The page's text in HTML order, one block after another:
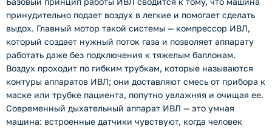
принудительно подает воздух в легкие и помогает сделать
выдох. Главный мотор такой системы — компрессор ИВЛ,
который создает нужный поток газа и позволяет аппарату
работать даже без подключения к тяжелым баллонам.
Воздух проходит по гибким трубкам, которые называются
контуры аппаратов ИВЛ; они доставляют смесь от прибора к
маске или трубке пациента, попутно увлажняя и очищая ее.
Современный дыхательный аппарат ИВЛ — это умная
машина: встроенные датчики чувствуют, когда человек